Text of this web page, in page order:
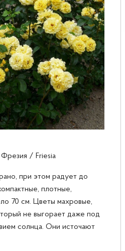
розы
/ Friesia
при этом радует до
плотные,
70 см. Цветы махровые,
не выгорает даже под
солнца. Они источают